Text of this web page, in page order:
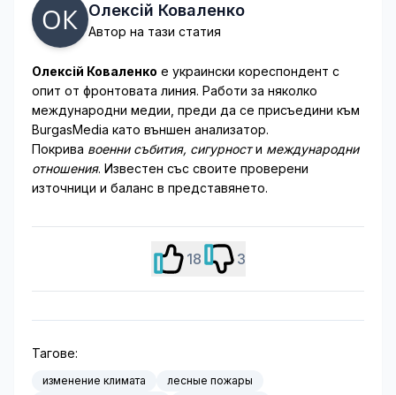
Олексій Коваленко
Автор на тази статия
Олексій Коваленко е украински кореспондент с
опит от фронтовата линия. Работи за няколко
международни медии, преди да се присъедини към
BurgasMedia като външен анализатор.
Покрива военни събития, сигурности международни
отношения. Известен със своите проверени
източници и баланс в представянето.
18 3
Тагове:
изменение климата
лесные пожары